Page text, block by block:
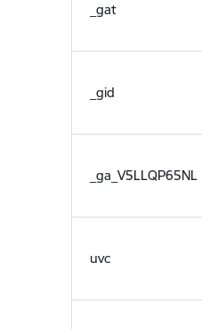
_gat
_gid
_ga_V5LLQP65NL
uvc